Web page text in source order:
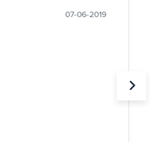
07-06-2019